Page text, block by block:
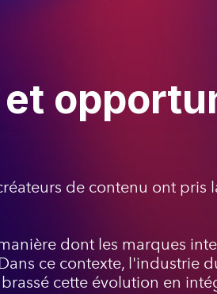
de contenu ont pris
dont les marques
ce contexte, l'industrie
cette évolution en